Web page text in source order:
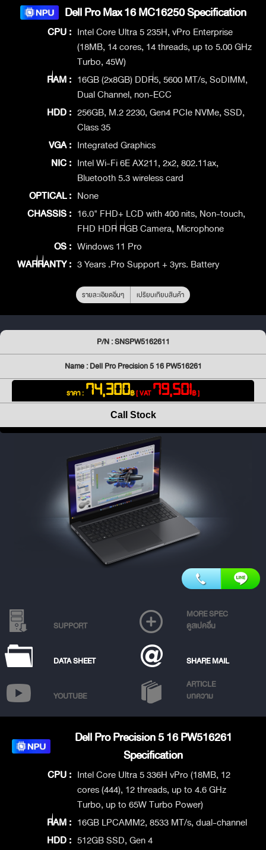
Dell Pro Max 16 MC16250 Specification
CPU : Intel Core Ultra 5 235H, vPro Enterprise
(18MB, 14 cores, 14 threads, up to 5.00 GHz
Turbo, 45W)
RAM : 16GB (2x8GB) DDR5, 5600 MT/s, SoDIMM,
Dual Channel, non-ECC
HDD : 256GB, M.2 2230, Gen4 PCIe NVMe, SSD,
Class 35
VGA : Integrated Graphics
NIC : Intel Wi-Fi 6E AX211, 2x2, 802.11ax,
Bluetooth 5.3 wireless card
OPTICAL : None
CHASSIS : 16.0" FHD+ LCD with 400 nits, Non-touch,
FHD HDR RGB Camera, Microphone
OS : Windows 11 Pro
WARRANTY : 3 Years .Pro Support + 3yrs. Battery
รายละเอียดอื่นๆ เปรียบเทียบสินค้า
P/N : SNSPW5162611
Name : Dell Pro Precision 5 16 PW516261
ราคา : 74,300฿[ VAT79,501฿ ]
Call Stock
SUPPORT
MORE SPEC
ดูสเปคอื่น
DATA SHEET SHARE MAIL
YOUTUBE
ARTICLE
บทความ
Dell Pro Precision 5 16 PW516261
Specification
CPU : Intel Core Ultra 5 336H vPro (18MB, 12
cores (444), 12 threads, up to 4.6 GHz
Turbo, up to 65W Turbo Power)
RAM : 16GB LPCAMM2, 8533 MT/s, dual-channel
HDD : 512GB SSD, Gen 4